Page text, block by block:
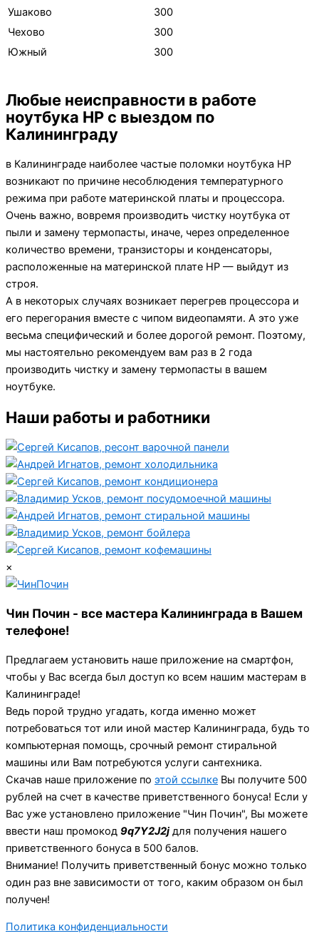
Ушаково
300
Чехово
300
Южный
300
Любые неисправности в работе
ноутбука HP с выездом по
Калининграду
в Калининграде наиболее частые поломки ноутбука HP
возникают по причине несоблюдения температурного
режима при работе материнской платы и процессора.
Очень важно, вовремя производить чистку ноутбука от
пыли и замену термопасты, иначе, через определенное
количество времени, транзисторы и конденсаторы,
расположенные на материнской плате HP — выйдут из
строя.
А в некоторых случаях возникает перегрев процессора и
его перегорания вместе с чипом видеопамяти. А это уже
весьма специфический и более дорогой ремонт. Поэтому,
мы настоятельно рекомендуем вам раз в 2 года
производить чистку и замену термопасты в вашем
ноутбуке.
Наши работы и работники
×
Чин Почин - все мастера Калининграда в Вашем
телефоне!
Предлагаем установить наше приложение на смартфон,
чтобы у Вас всегда был доступ ко всем нашим мастерам в
Калининграде!
Ведь порой трудно угадать, когда именно может
потребоваться тот или иной мастер Калининграда, будь то
компьютерная помощь, срочный ремонт стиральной
машины или Вам потребуются услуги сантехника.
Скачав наше приложение по этой ссылке Вы получите 500
рублей на счет в качестве приветственного бонуса! Если у
Вас уже установлено приложение "Чин Почин", Вы можете
ввести наш промокод 9q7Y2J2j для получения нашего
приветственного бонуса в 500 балов.
Внимание! Получить приветственный бонус можно только
один раз вне зависимости от того, каким образом он был
получен!
Политика конфиденциальности